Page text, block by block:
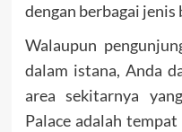
dengan berbagai jenis
Walaupun
dalam istana, Anda
area sekitarnya
Palace adalah